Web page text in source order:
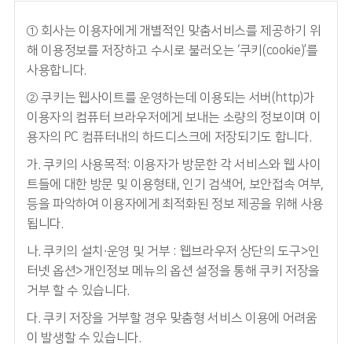
① 회사는 이용자에게 개별적인 맞춤서비스를 제공하기 위
해 이용정보를 저장하고 수시로 불러오는 ‘쿠키(cookie)’를
사용합니다.
② 쿠키는 웹사이트를 운영하는데 이용되는 서버(http)가
이용자의 컴퓨터 브라우저에게 보내는 소량의 정보이며 이
용자의 PC 컴퓨터내의 하드디스크에 저장되기도 합니다.
가. 쿠키의 사용목적: 이용자가 방문한 각 서비스와 웹 사이
트들에 대한 방문 및 이용형태, 인기 검색어, 보안접속 여부,
등을 파악하여 이용자에게 최적화된 정보 제공을 위해 사용
됩니다.
나. 쿠키의 설치∙운영 및 거부 : 웹브라우저 상단의 도구>인
터넷 옵션>개인정보 메뉴의 옵션 설정을 통해 쿠키 저장을
거부 할 수 있습니다.
다. 쿠키 저장을 거부할 경우 맞춤형 서비스 이용에 어려움
이 발생할 수 있습니다.